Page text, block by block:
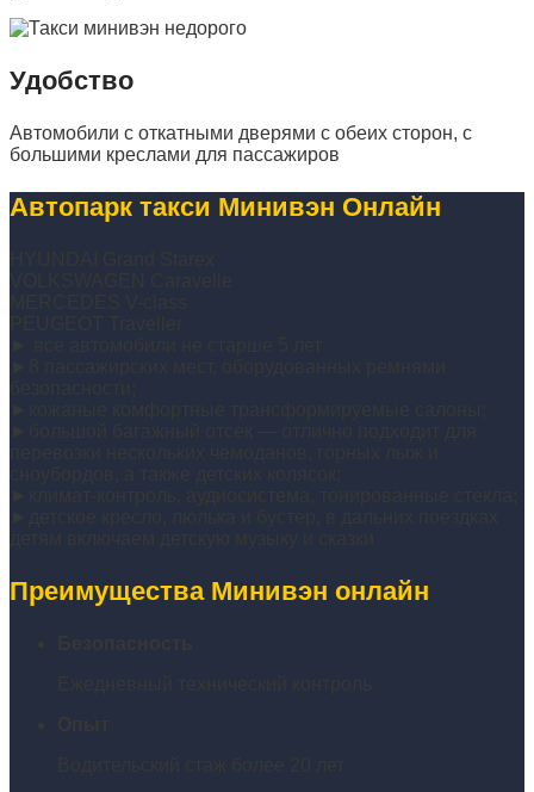
Удобство
Автомобили с откатными дверями с обеих сторон, с
большими креслами для пассажиров
Автопарк такси Минивэн Онлайн
Преимущества Минивэн онлайн